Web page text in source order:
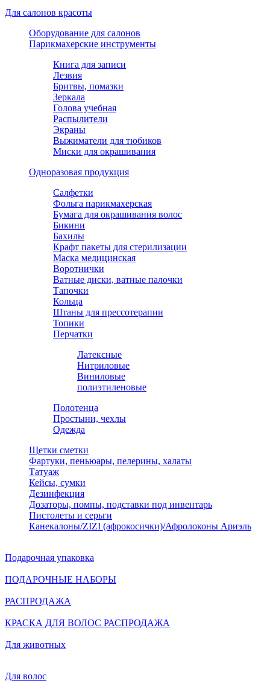
Для салонов красоты
Оборудование для салонов
Парикмахерские инструменты
Книга для записи
Лезвия
Бритвы, помазки
Зеркала
Голова учебная
Распылители
Экраны
Выжиматели для тюбиков
Миски для окрашивания
Одноразовая продукция
Салфетки
Фольга парикмахерская
Бумага для окрашивания волос
Бикини
Бахилы
Крафт пакеты для стерилизации
Маска медицинская
Воротнички
Ватные диски, ватные палочки
Тапочки
Кольца
Штаны для прессотерапии
Топики
Перчатки
Латексные
Нитриловые
Виниловые
полиэтиленовые
Полотенца
Простыни, чехлы
Одежда
Щетки сметки
Фартуки, пеньюары, пелерины, халаты
Татуаж
Кейсы, сумки
Дезинфекция
Дозаторы, помпы, подставки под инвентарь
Пистолеты и серьги
Канекалоны/ZIZI (афрокосички)/Афролоконы Ариэль
Подарочная упаковка
ПОДАРОЧНЫЕ НАБОРЫ
РАСПРОДАЖА
КРАСКА ДЛЯ ВОЛОС РАСПРОДАЖА
Для животных
Для волос